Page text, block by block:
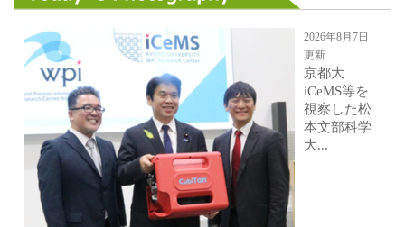
2026年8月7日
更新
京都大
iCeMS等を
視察した松
本文部科学
大...